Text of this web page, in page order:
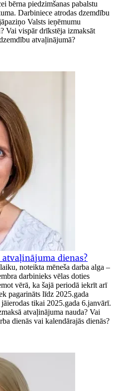
bērna piedzimšanas pabalstu
Darbiniece atrodas dzemdību
Valsts ieņēmumu
Vai vispār drīkstēja izmaksāt
atvaļinājumā?
dienas?
noteikta mēneša darba alga –
darbinieks vēlas doties
vērā, ka šajā periodā iekrīt arī
pagarināts līdz 2025.gada
tikai 2025.gada 6.janvārī.
atvaļinājuma nauda? Vai
dienās vai kalendārajās dienās?